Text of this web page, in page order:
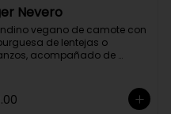
Nevero
vegano de camote con
de lentejas o
acompañado de
y papitas cocktail
con perejil.